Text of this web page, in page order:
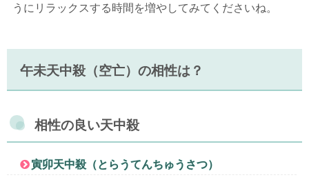
うにリラックスする時間を増やしてみてくださいね。
午未天中殺（空亡）の相性は？
相性の良い天中殺
寅卯天中殺（とらうてんちゅうさつ）